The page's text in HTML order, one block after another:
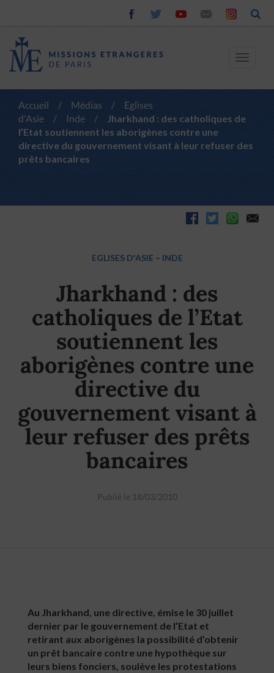
Toggle
Accueil / Médias /
Eglises
d'Asie
/ Inde /
Jharkhand : des catholiques de
l’Etat soutiennent les aborigènes contre une
directive du gouvernement visant à leur refuser des
prêts bancaires
EGLISES D'ASIE – INDE
Jharkhand : des
catholiques de l’Etat
soutiennent les
aborigènes contre une
directive du
gouvernement visant à
leur refuser des prêts
bancaires
Publié le 18/03/2010
Au Jharkhand, une directive, émise le 30 juillet
dernier par le gouvernement de l’Etat et
retirant aux aborigènes la possibilité d’obtenir
un prêt bancaire contre une hypothèque sur
leurs biens fonciers, soulève les protestations